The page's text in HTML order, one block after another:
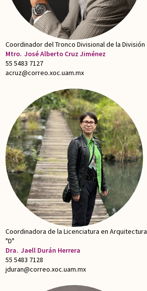
Coordinador del Tronco Divisional de la División
Mtro. José Alberto Cruz Jiménez
55 5483 7127
acruz@correo.xoc.uam.mx
Coordinadora de la Licenciatura en
"D"
Dra. Jaell Durán Herrera
55 5483 7128
jduran@correo.xoc.uam.mx